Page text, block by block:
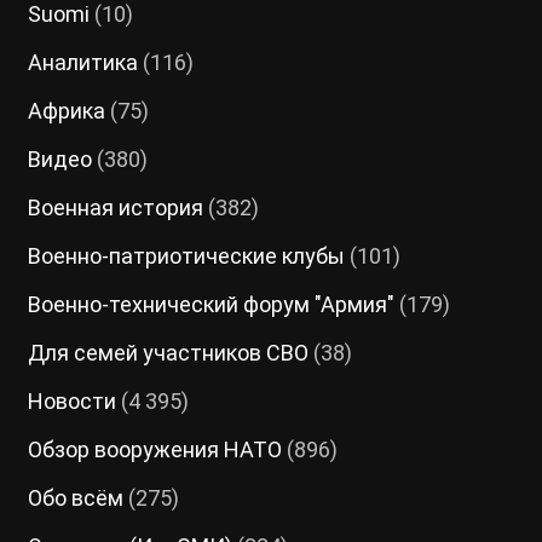
Suomi (10)
Аналитика (116)
Африка (75)
Видео(380)
Военная история (382)
Военно-патриотические клубы (101)
Военно-технический форум "Армия" (179)
Для семей участников СВО (38)
Новости (4 395)
Обзор вооружения НАТО (896)
Обо всём (275)